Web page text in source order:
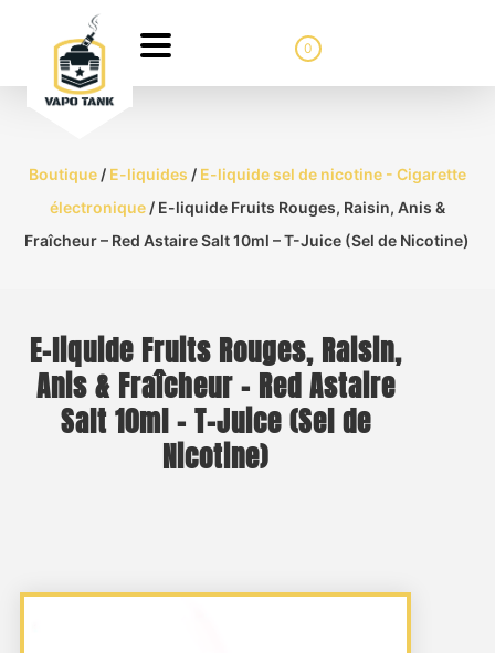
0
Boutique/ E-liquides / E-liquide sel de nicotine - Cigarette
électronique/ E-liquide Fruits Rouges, Raisin, Anis &
Fraîcheur – Red Astaire Salt 10ml – T-Juice (Sel de Nicotine)
E-liquide Fruits Rouges, Raisin,
Anis & Fraîcheur – Red Astaire
Salt 10ml – T-Juice (Sel de
Nicotine)